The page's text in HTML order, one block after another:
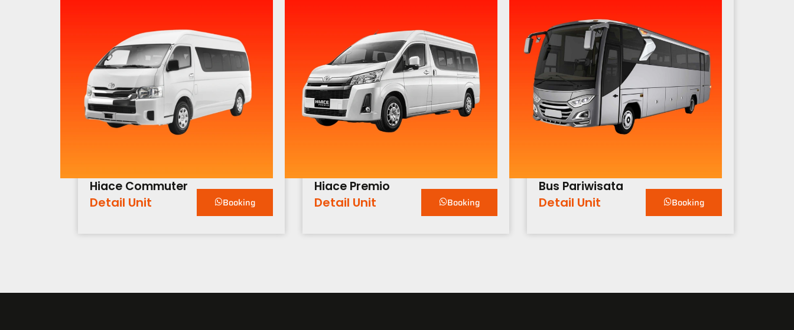
Hiace Commuter
Detail Unit Booking
Hiace Premio
Detail Unit Booking
Bus Pariwisata
Detail Unit Booking